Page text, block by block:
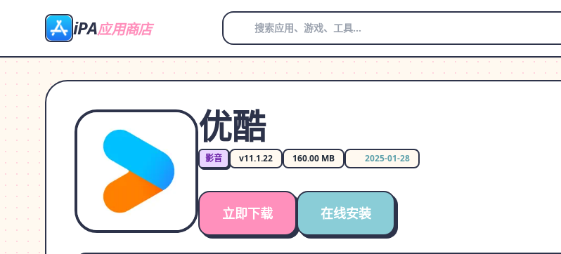
iPA应用商店
优酷
影音 v11.1.22 160.00 MB 2025-01-28
立即下载 在线安装